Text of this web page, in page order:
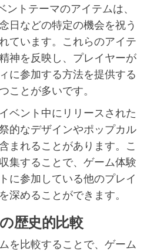
ベントテーマのアイテムは、
日などの特定の機会を祝う
ています。これらのアイテ
神を反映し、プレイヤーが
に参加する方法を提供する
ことが多いです。
ベント中にリリースされた
的なデザインやポップカル
まれることがあります。こ
集することで、ゲーム体験
に参加している他のプレイ
深めることができます。
歴史的比較
を比較することで、ゲーム